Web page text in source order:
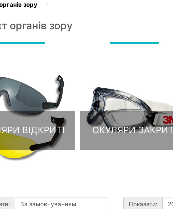
зору
органів зору
ВІДКРИТІ ОКУЛЯРИ
Показати: